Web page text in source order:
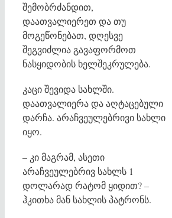
შემობრძანდით,
დაათვალიერეთ და თუ
მოგეწონებათ, დღესვე
შეგვიძლია გავაფორმოთ
ნასყიდობის ხელშეკრულება.
კაცი შევიდა სახლში.
დაათვალიერა და აღტაცებული
დარჩა. არაჩვეულებრივი სახლი
იყო.
– კი მაგრამ, ასეთი
არაჩვეულებრივ სახლს 1
დოლარად რატომ ყიდით? –
ჰკითხა მან სახლის პატრონს.